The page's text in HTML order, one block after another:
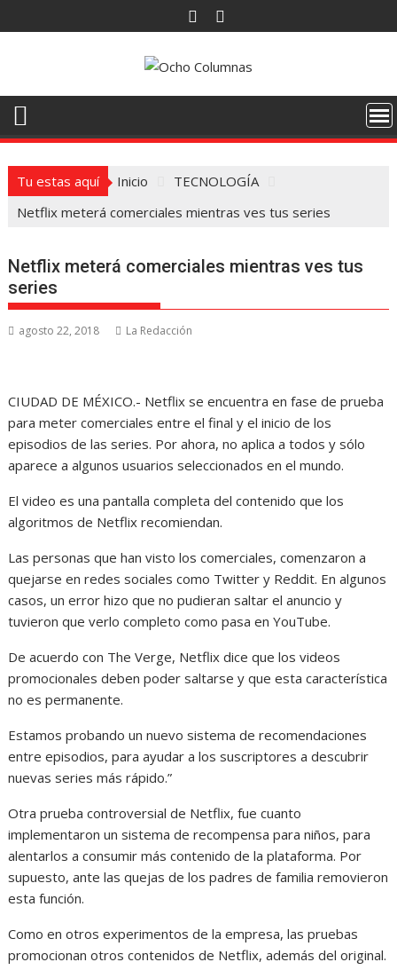
al
Tu estas aquí Inicio
TECNOLOGÍA
Netflix meterá comerciales mientras ves tus series
Netflix meterá comerciales mientras ves tus
series
agosto 22, 2018 La Redacción
CIUDAD DE MÉXICO.- Netflix se encuentra en fase de prueba
para meter comerciales entre el final y el inicio de los
episodios de las series. Por ahora, no aplica a todos y sólo
aparece a algunos usuarios seleccionados en el mundo.
El video es una pantalla completa del contenido que los
algoritmos de Netflix recomiendan.
Las personas que han visto los comerciales, comenzaron a
quejarse en redes sociales como Twitter y Reddit. En algunos
casos, un error hizo que no pudieran saltar el anuncio y
tuvieron que verlo completo como pasa en YouTube.
De acuerdo con The Verge, Netflix dice que los videos
promocionales deben poder saltarse y que esta característica
no es permanente.
Estamos probando un nuevo sistema de recomendaciones
entre episodios, para ayudar a los suscriptores a descubrir
nuevas series más rápido.”
Otra prueba controversial de Netflix, fue cuanto
implementaron un sistema de recompensa para niños, para
alentarlos a consumir más contenido de la plataforma. Por
supuesto, ante las quejas de los padres de familia removieron
esta función.
Como en otros experimentos de la empresa, las pruebas
promocionan otros contenidos de Netflix, además del original.